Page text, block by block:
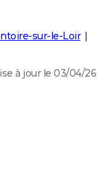
sur-le-Loir
à jour le 03/04/26